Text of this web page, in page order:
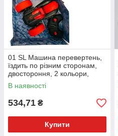
01 SL Машина перевертень,
їздить по різним сторонам,
двостороння, 2 кольори,
світло, в коробці
В наявності
534,71 ₴
Купити